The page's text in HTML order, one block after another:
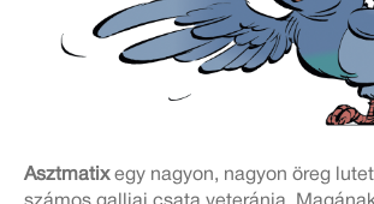
Asztmatixegy nagyon, nagyon öreg